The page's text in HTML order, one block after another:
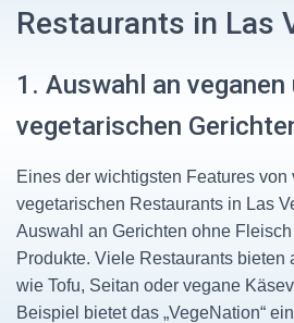
Restaurants in Las
1. Auswahl an veganen
vegetarischen
Eines der wichtigsten Features von
vegetarischen Restaurants in Las
Auswahl an Gerichten ohne
Produkte. Viele Restaurants bieten
wie Tofu, Seitan oder vegane
Beispiel bietet das „VegeNation“